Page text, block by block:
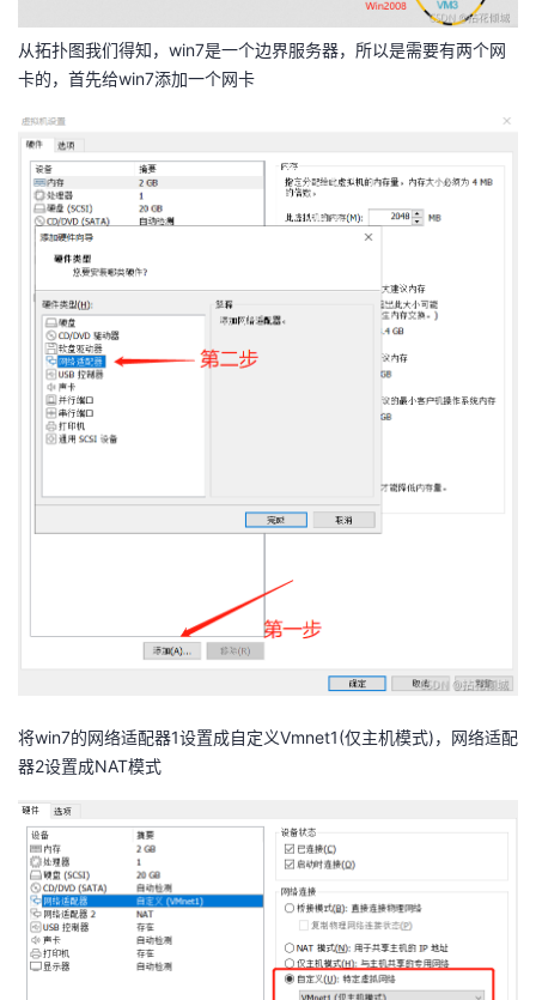
动
关
注
的
开
发
者
堂
我
的
课
我
的
我
藏
我
的
Programs
我
的
支
我
的
技
术
我
的
云
从拓扑图我们得知，win7是一个边界服务器，所以是需要有两个网
卡的，首先给win7添加一个网卡
将win7的网络适配器1设置成自定义Vmnet1(仅主机模式)，网络适配
器2设置成NAT模式